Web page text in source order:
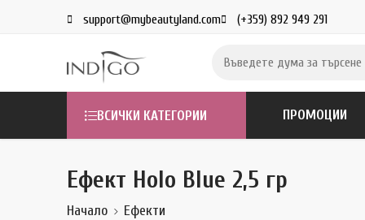
support@mybeautyland.com (+359) 892 949 291
ВСИЧКИ КАТЕГОРИИ ПРОМОЦИИ
Ефект Holo Blue 2,5 гр
Начало Ефекти